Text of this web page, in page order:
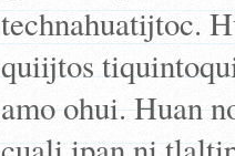
technahuatijtoc.
quiijtos
amo ohui. Huan